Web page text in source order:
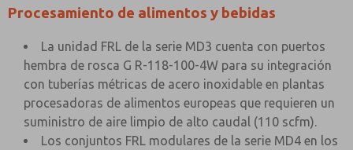
Procesamiento de alimentos y bebidas
La unidad FRL de la serie MD3 cuenta con puertos
hembra de rosca G R-118-100-4W para su integración
con tuberías métricas de acero inoxidable en plantas
procesadoras de alimentos europeas que requieren un
suministro de aire limpio de alto caudal (110 scfm).
Los conjuntos FRL modulares de la serie MD4 en los